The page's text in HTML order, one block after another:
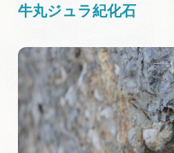
スポット・体験
イベント
グルメ
牛丸ジュラ紀化石